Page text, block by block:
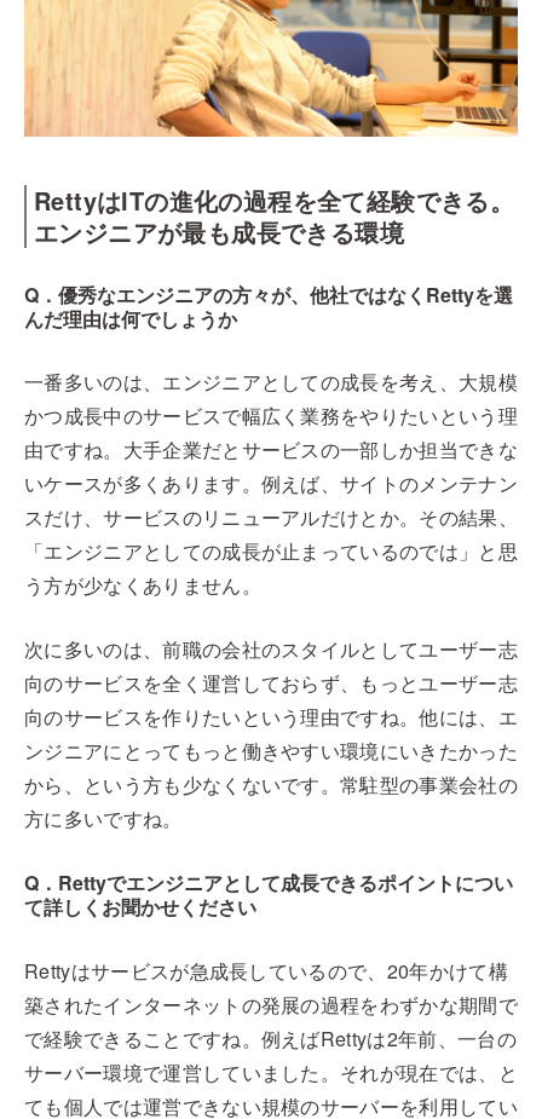
RettyはITの進化の過程を全て経験できる。
エンジニアが最も成長できる環境
Q．優秀なエンジニアの方々が、他社ではなくRettyを選
んだ理由は何でしょうか
一番多いのは、エンジニアとしての成長を考え、大規模
かつ成長中のサービスで幅広く業務をやりたいという理
由ですね。大手企業だとサービスの一部しか担当できな
いケースが多くあります。例えば、サイトのメンテナン
スだけ、サービスのリニューアルだけとか。その結果、
「エンジニアとしての成長が止まっているのでは」と思
う方が少なくありません。
次に多いのは、前職の会社のスタイルとしてユーザー志
向のサービスを全く運営しておらず、もっとユーザー志
向のサービスを作りたいという理由ですね。他には、エ
ンジニアにとってもっと働きやすい環境にいきたかった
から、という方も少なくないです。常駐型の事業会社の
方に多いですね。
Q．Rettyでエンジニアとして成長できるポイントについ
て詳しくお聞かせください
Rettyはサービスが急成長しているので、20年かけて構
築されたインターネットの発展の過程をわずかな期間で
で経験できることですね。例えばRettyは2年前、一台の
サーバー環境で運営していました。それが現在では、と
ても個人では運営できない規模のサーバーを利用してい